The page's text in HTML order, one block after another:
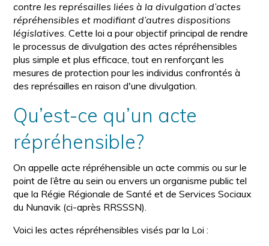
contre les représailles liées à la divulgation d’actes
répréhensibles et modifiant d’autres dispositions
législatives. Cette loi a pour objectif principal de rendre
le processus de divulgation des actes répréhensibles
plus simple et plus efficace, tout en renforçant les
mesures de protection pour les individus confrontés à
des représailles en raison d'une divulgation.
Qu’est-ce qu’un acte
répréhensible?
On appelle acte répréhensible un acte commis ou sur le
point de l’être au sein ou envers un organisme public tel
que la Régie Régionale de Santé et de Services Sociaux
du Nunavik (ci-après RRSSSN).
Voici les actes répréhensibles visés par la Loi :